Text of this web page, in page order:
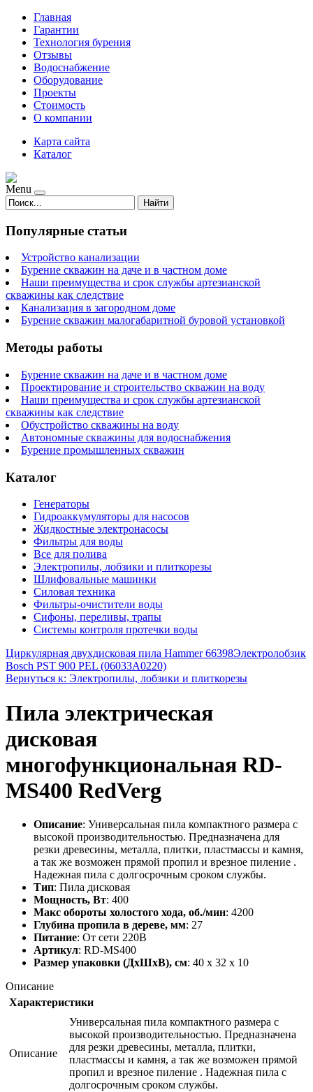
Главная
Гарантии
Технология бурения
Отзывы
Водоснабжение
Оборудование
Проекты
Стоимость
О компании
Карта сайта
Каталог
Menu
Найти
Популярные статьи
Устройство канализации
Бурение скважин на даче и в частном доме
Наши преимущества и срок службы артезианской
скважины как следствие
Канализация в загородном доме
Бурение скважин малогабаритной буровой установкой
Методы работы
Бурение скважин на даче и в частном доме
Проектирование и строительство скважин на воду
Наши преимущества и срок службы артезианской
скважины как следствие
Обустройство скважины на воду
Автономные скважины для водоснабжения
Бурение промышленных скважин
Каталог
Генераторы
Гидроаккумуляторы для насосов
Жидкостные электронасосы
Фильтры для воды
Все для полива
Электропилы, лобзики и плиткорезы
Шлифовальные машинки
Силовая техника
Фильтры-очистители воды
Сифоны, переливы, трапы
Системы контроля протечки воды
Циркулярная двухдисковая пила Hammer 66398Электролобзик
Bosch PST 900 PEL (06033A0220)
Вернуться к: Электропилы, лобзики и плиткорезы
Пила электрическая
дисковая
многофункциональная RD-
MS400 RedVerg
Описание: Универсальная пила компактного размера с
высокой производительностью. Предназначена для
резки древесины, металла, плитки, пластмассы и камня,
а так же возможен прямой пропил и врезное пиление .
Надежная пила с долгосрочным сроком службы.
Тип: Пила дисковая
Мощность, Вт: 400
Макс обороты холостого хода, об./мин: 4200
Глубина пропила в дереве, мм: 27
Питание: От сети 220В
Артикул: RD-MS400
Размер упаковки (ДхШхВ), см: 40 x 32 x 10
Описание
Характеристики
Описание
Универсальная пила компактного размера с
высокой производительностью. Предназначена
для резки древесины, металла, плитки,
пластмассы и камня, а так же возможен прямой
пропил и врезное пиление . Надежная пила с
долгосрочным сроком службы.